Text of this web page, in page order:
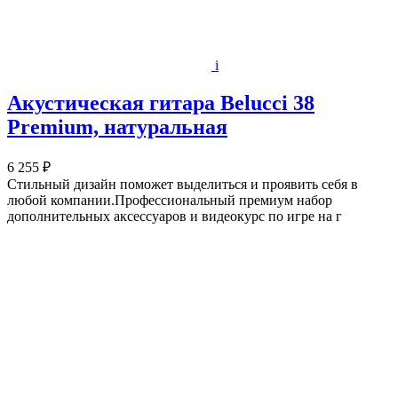
i
Акустическая гитара Belucci 38
Premium, натуральная
6 255 ₽
Стильный дизайн поможет выделиться и проявить себя в
любой компании.Профессиональный премиум набор
дополнительных аксессуаров и видеокурс по игре на г